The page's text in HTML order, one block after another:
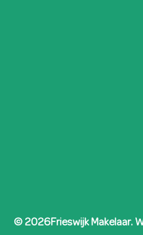
© 2026Frieswijk Makelaar.